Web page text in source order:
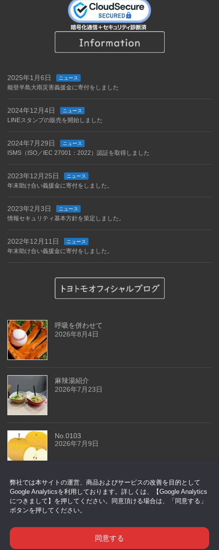
弊社では本サイトの運営、商品およびサービスの改善を目的として
Google Analyticsを利用しております。詳しくは、【Google Analytics
につきまして】を押してください。同意頂ける場合は、「同意する」
ボタンを押してください。
同意する
2025年1月6日 ニュース
能登半島大雨災害義援金に寄付をしました
2024年12月4日 ニュース
LINEスタンプの販売を開始しました
2024年7月29日 ニュース
ISMS（ISO／IEC 27001：2022）認証を取得しました
2023年12月25日 ニュース
年末助け合い義援金に寄付をしました。
2023年2月3日 ニュース
情報セキュリティ基本方針を策定しました。
2022年12月11日 ニュース
年末助け合い義援金に寄付をしました。
呼吸を併わせて
2026年8月4日
麻辣湯紹介
2026年7月23日
No.0103
2026年7月9日
今回はドアセンサーです
2026年6月29日